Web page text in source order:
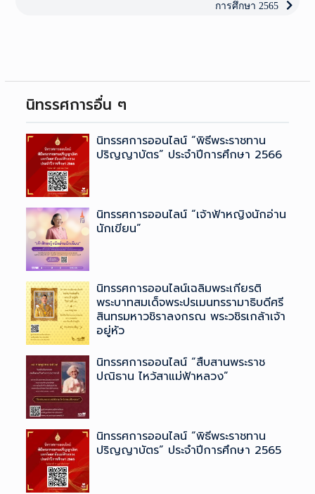
การศึกษา 2565
นิทรรศการอื่น ๆ
นิทรรศการออนไลน์ “พิธีพระราชทาน
ปริญญาบัตร” ประจำปีการศึกษา 2566
นิทรรศการออนไลน์ “เจ้าฟ้าหญิงนักอ่าน
นักเขียน”
นิทรรศการออนไลน์เฉลิมพระเกียรติ
พระบาทสมเด็จพระปรเมนทรรามาธิบดีศรี
สินทรมหาวชิราลงกรณ ​พระวชิรเกล้าเจ้า
อยู่หัว
นิทรรศการออนไลน์ “สืบสานพระราช
ปณิธาน ไหว้สาแม่ฟ้าหลวง”
นิทรรศการออนไลน์ “พิธีพระราชทาน
ปริญญาบัตร” ประจำปีการศึกษา 2565